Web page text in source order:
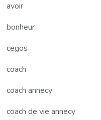
avoir
bonheur
cegos
coach
coach annecy
coach de vie annecy